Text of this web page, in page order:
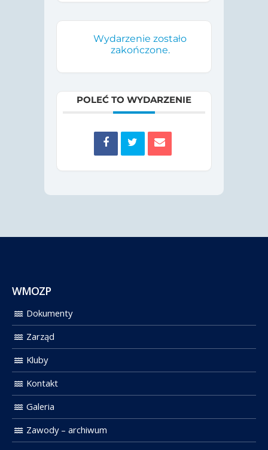
Wydarzenie zostało
zakończone.
POLEĆ TO WYDARZENIE
WMOZP
Dokumenty
Zarząd
Kluby
Kontakt
Galeria
Zawody – archiwum